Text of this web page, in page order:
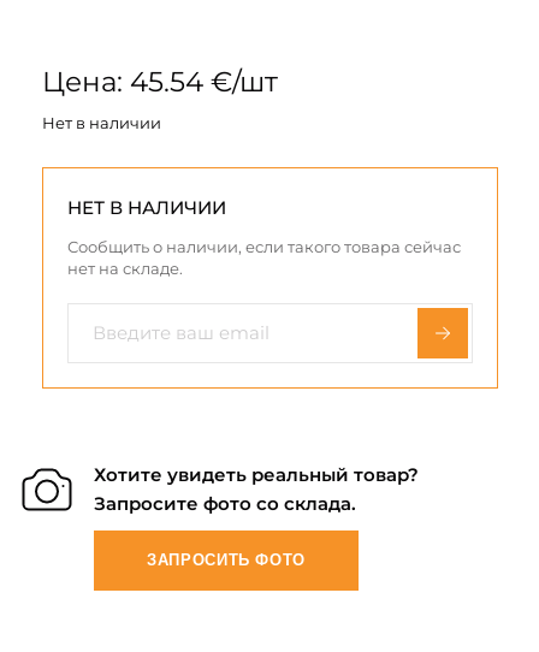
Цена: 45.54 €/шт
Нет в наличии
НЕТ В НАЛИЧИИ
Сообщить о наличии, если такого товара сейчас
нет на складе.
Хотите увидеть реальный товар?
Запросите фото со склада.
ЗАПРОСИТЬ ФОТО